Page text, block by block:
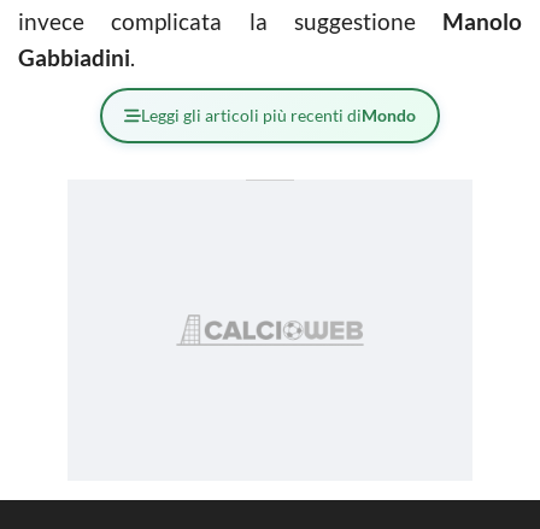
invece complicata la suggestione Manolo
Gabbiadini.
Leggi gli articoli più recenti diMondo